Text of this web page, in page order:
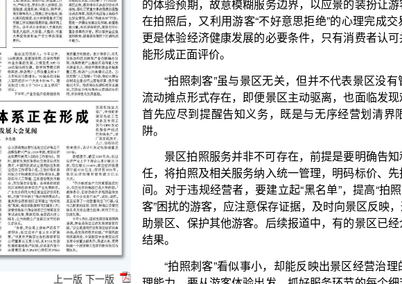
上一版 下一版
能形成正面评价。
“拍照刺客”虽与景区无关，但并不代表景区没有管理责任。拍照经营
流动摊点形式存在，即便景区主动驱离，也面临发现难和很难及时发现的
首先应尽到提醒告知义务，既是与无序经营划清界限，更是提醒消费者避
阱。
景区拍照服务并非不可存在，前提是要明确告知和价格公道。景区应
任，将拍照及相关服务纳入统一管理，明码标价、先拍后付，用透明流程
间。对于违规经营者，要建立起“黑名单”，提高“拍照刺客”的违法成本。
客”困扰的游客，应注意保存证据，及时向景区反映，这不仅是为自己维权
助景区、保护其他游客。后续报道中，有的景区已经介入处理，相信会有
结果。
“拍照刺客”看似事小，却能反映出景区经营治理的精细度，考验着管
理能力。要从游客体验出发，抓好服务环节的每个细节，真正为游客提供
舒适、满意的旅游环境，不要让管理疏漏，伤害了景区声誉。毕竟，门票
非交易的结束，而是景区与游客双向奔赴的开始，更可能是景区树立口碑的